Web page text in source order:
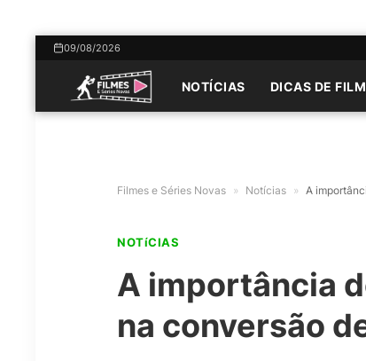
09/08/2026
NOTÍCIAS DICAS DE
Filmes e Séries Novas » Notícias » A
NOTíCIAS
A importância
na conversão